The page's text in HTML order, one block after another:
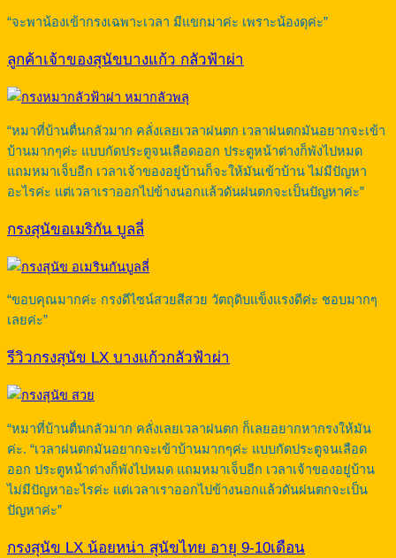
“จะพาน้องเข้ากรงเฉพาะเวลา มีแขกมาค่ะ เพราะน้องดุค่ะ”
ลูกค้าเจ้าของสุนัขบางแก้ว กลัวฟ้าผ่า
“หมาที่บ้านตื่นกลัวมาก คลั่งเลยเวลาฝนตก เวลาฝนตกมันอยากจะเข้า
บ้านมากๆค่ะ แบบกัดประตูจนเลือดออก ประตูหน้าต่างก็พังไปหมด
แถมหมาเจ็บอีก เวลาเจ้าของอยู่บ้านก็จะให้มันเข้าบ้าน ไม่มีปัญหา
อะไรค่ะ แต่เวลาเราออกไปข้างนอกแล้วดันฝนตกจะเป็นปัญหาค่ะ”
กรงสุนัขอเมริกัน บูลลี่
“ขอบคุณมากค่ะ กรงดีไซน์สวยสีสวย วัตถุดิบแข็งแรงดีค่ะ ชอบมากๆ
เลยค่ะ”
รีวิวกรงสุนัข LX บางแก้วกลัวฟ้าผ่า
“หมาที่บ้านตื่นกลัวมาก คลั่งเลยเวลาฝนตก ก็เลยอยากหากรงให้มัน
ค่ะ. “เวลาฝนตกมันอยากจะเข้าบ้านมากๆค่ะ แบบกัดประตูจนเลือด
ออก ประตูหน้าต่างก็พังไปหมด แถมหมาเจ็บอีก เวลาเจ้าของอยู่บ้าน
ไม่มีปัญหาอะไรค่ะ แต่เวลาเราออกไปข้างนอกแล้วดันฝนตกจะเป็น
ปัญหาค่ะ”
กรงสุนัข LX น้อยหน่า สุนัขไทย อายุ 9-10เดือน